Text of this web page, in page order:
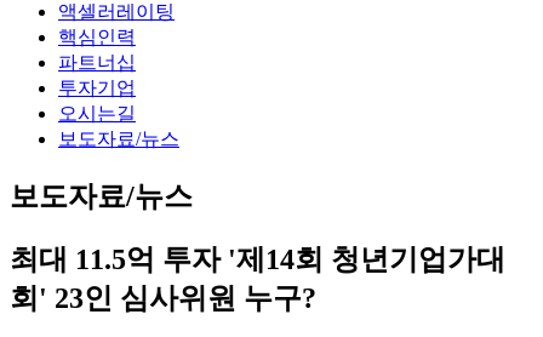
액셀러레이팅
핵심인력
파트너십
투자기업
오시는길
보도자료/뉴스
보도자료/뉴스
최대 11.5억 투자 '제14회 청년기업가대
회' 23인 심사위원 누구?